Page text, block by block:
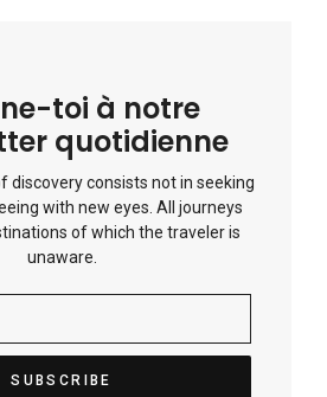
toi à notre
quotidienne
discovery consists not in seeking
with new eyes. All journeys
of which the traveler is
unaware.